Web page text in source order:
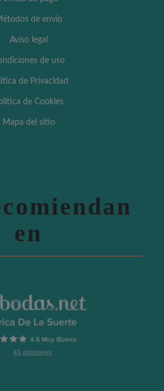
de envío
Aviso legal
de uso
de Privacidad
de Cookies
Mapa del sitio
en